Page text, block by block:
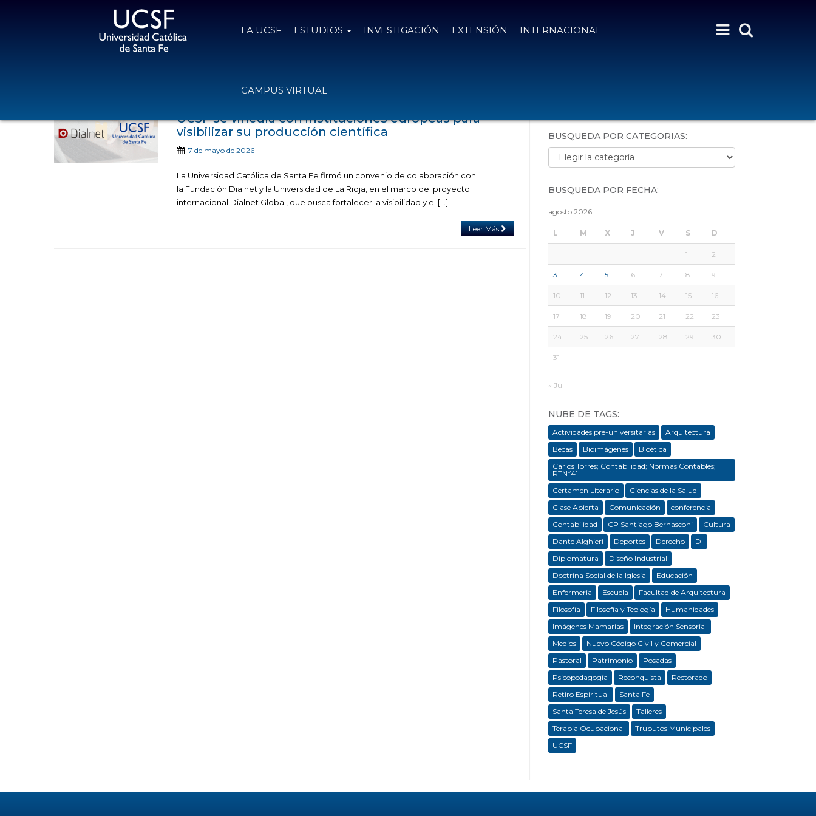
LA UCSF ESTUDIOS INVESTIGACIÓN EXTENSIÓN INTERNACIONAL
CAMPUS VIRTUAL
UCSF se vincula con instituciones europeas para
visibilizar su producción científica
7 de mayo de 2026
La Universidad Católica de Santa Fe firmó un convenio de colaboración con
la Fundación Dialnet y la Universidad de La Rioja, en el marco del proyecto
internacional Dialnet Global, que busca fortalecer la visibilidad y el […]
Leer Más
BÚSQUEDA POR CATEGORÍAS:
Búsqueda por categorías:
BÚSQUEDA POR FECHA:
agosto 2026
L M X J V S D
1 2
3 4 5 6 7 8 9
10 11 12 13 14 15 16
17 18 19 20 21 22 23
24 25 26 27 28 29 30
31
« Jul
NUBE DE TAGS:
Actividades pre-universitarias
Arquitectura
Becas
Bioimágenes
Bioética
Carlos Torres; Contabilidad; Normas Contables;
RTNº41
Certamen Literario
Ciencias de la Salud
Clase Abierta
Comunicación
conferencia
Contabilidad
CP Santiago Bernasconi
Cultura
Dante Alghieri
Deportes Derecho
DI
Diplomatura
Diseño Industrial
Doctrina Social de la Iglesia
Educación
Enfermeria
Escuela
Facultad de Arquitectura
Filosofía
Filosofía y Teología
Humanidades
Imágenes Mamarias
Integración Sensorial
Medios
Nuevo Código Civil y Comercial
Pastoral
Patrimonio
Posadas
Psicopedagogía
Reconquista
Rectorado
Retiro Espiritual
Santa Fe
Santa Teresa de Jesús
Talleres
Terapia Ocupacional
Trubutos Municipales
UCSF